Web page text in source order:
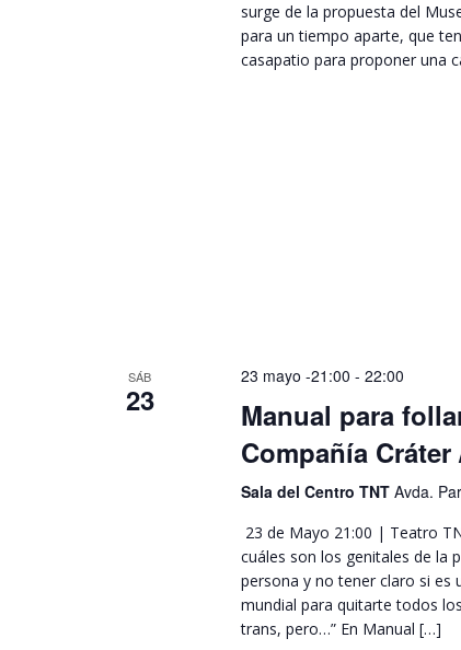
surge de la propuesta del
para un tiempo aparte, que
casapatio para proponer una
SÁB
23
23 mayo -21:00 - 22:00
Manual para
Compañía Cráter
Sala del Centro TNT Avda.
23 de Mayo 21:00 | Teatro
cuáles son los genitales de la
persona y no tener claro si es
mundial para quitarte todos
trans, pero…” En Manual […]